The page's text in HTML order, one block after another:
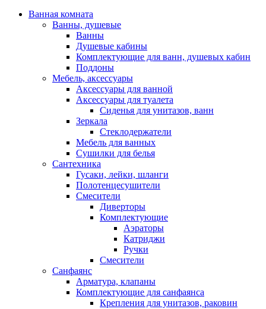
Ванная комната
Ванны, душевые
Ванны
Душевые кабины
Комплектующие для ванн, душевых кабин
Поддоны
Мебель, аксессуары
Аксессуары для ванной
Аксессуары для туалета
Сиденья для унитазов, ванн
Зеркала
Стеклодержатели
Мебель для ванных
Сушилки для белья
Сантехника
Гусаки, лейки, шланги
Полотенцесушители
Смесители
Диверторы
Комплектующие
Аэраторы
Катриджи
Ручки
Смесители
Санфаянс
Арматура, клапаны
Комплектующие для санфаянса
Крепления для унитазов, раковин